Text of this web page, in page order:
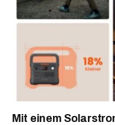
Mit einem